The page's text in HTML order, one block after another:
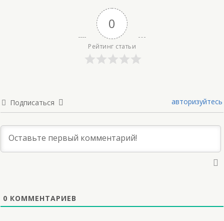
0
Рейтинг статьи
Подписаться авторизуйтесь
0 КОММЕНТАРИЕВ